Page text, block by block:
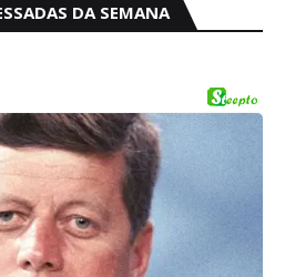
DA SEMANA